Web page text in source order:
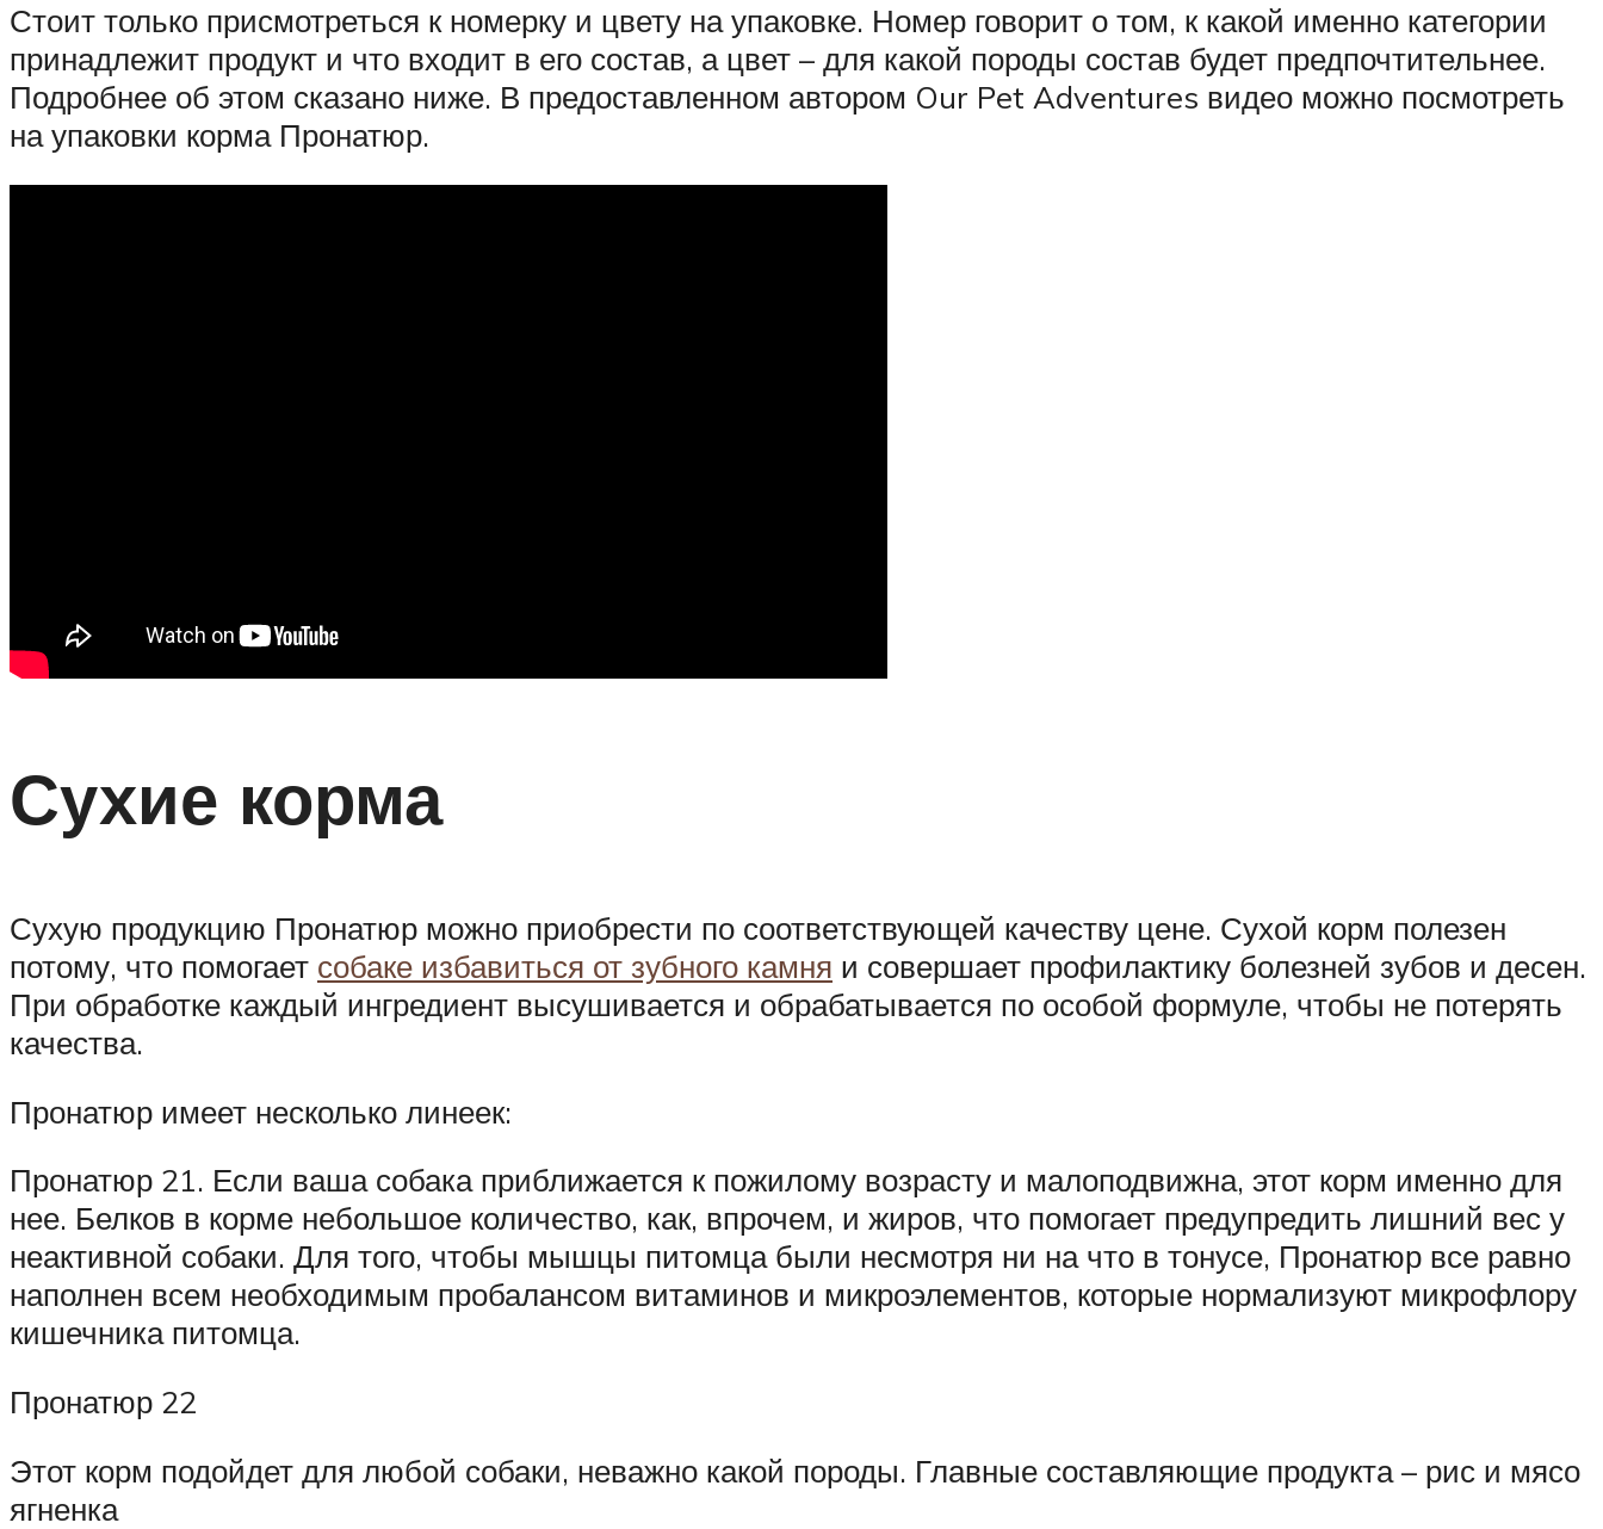
Стоит только присмотреться к номерку и цвету на упаковке. Номер говорит о том, к какой именно категории
принадлежит продукт и что входит в его состав, а цвет – для какой породы состав будет предпочтительнее.
Подробнее об этом сказано ниже. В предоставленном автором Our Pet Adventures видео можно посмотреть
на упаковки корма Пронатюр.
Сухие корма
Сухую продукцию Пронатюр можно приобрести по соответствующей качеству цене. Сухой корм полезен
потому, что помогает собаке избавиться от зубного камня и совершает профилактику болезней зубов и десен.
При обработке каждый ингредиент высушивается и обрабатывается по особой формуле, чтобы не потерять
качества.
Пронатюр имеет несколько линеек:
Пронатюр 21. Если ваша собака приближается к пожилому возрасту и малоподвижна, этот корм именно для
нее. Белков в корме небольшое количество, как, впрочем, и жиров, что помогает предупредить лишний вес у
неактивной собаки. Для того, чтобы мышцы питомца были несмотря ни на что в тонусе, Пронатюр все равно
наполнен всем необходимым пробалансом витаминов и микроэлементов, которые нормализуют микрофлору
кишечника питомца.
Пронатюр 22
Этот корм подойдет для любой собаки, неважно какой породы. Главные составляющие продукта – рис и мясо
ягненка